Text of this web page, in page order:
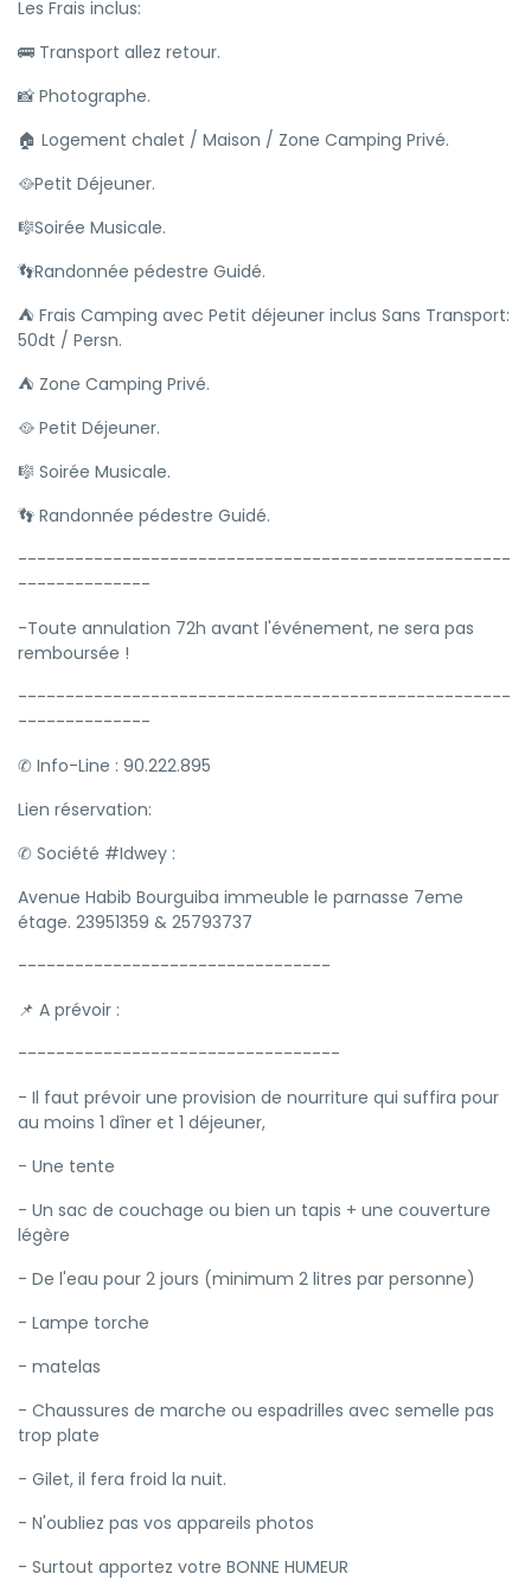
Les Frais inclus:
🚌 Transport allez retour.
📸 Photographe.
🏠 Logement chalet / Maison / Zone Camping Privé.
🥘Petit Déjeuner.
🎼Soirée Musicale.
👣Randonnée pédestre Guidé.
⛺ Frais Camping avec Petit déjeuner inclus Sans Transport:
50dt / Persn.
⛺ Zone Camping Privé.
🥘 Petit Déjeuner.
🎼 Soirée Musicale.
👣 Randonnée pédestre Guidé.
----------------------------------------------------
--------------
-Toute annulation 72h avant l'événement, ne sera pas
remboursée !
----------------------------------------------------
--------------
✆ Info-Line : 90.222.895
Lien réservation:
✆ Société #Idwey :
Avenue Habib Bourguiba immeuble le parnasse 7eme
étage. 23951359 & 25793737
---------------------------------
📌 A prévoir :
----------------------------------
- Il faut prévoir une provision de nourriture qui suffira pour
au moins 1 dîner et 1 déjeuner,
- Une tente
- Un sac de couchage ou bien un tapis + une couverture
légère
- De l'eau pour 2 jours (minimum 2 litres par personne)
- Lampe torche
- matelas
- Chaussures de marche ou espadrilles avec semelle pas
trop plate
- Gilet, il fera froid la nuit.
- N'oubliez pas vos appareils photos
- Surtout apportez votre BONNE HUMEUR